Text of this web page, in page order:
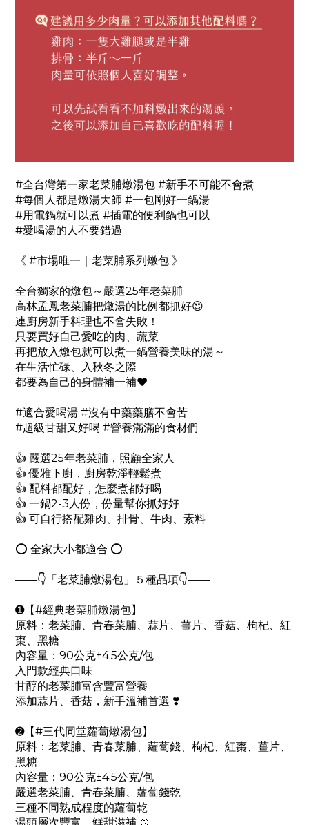
#全台灣第一家老菜脯燉湯包 #新手不可能不會煮
#每個人都是燉湯大師 #一包剛好一鍋湯
#用電鍋就可以煮 #插電的便利鍋也可以
#愛喝湯的人不要錯過
《 #市場唯一｜老菜脯系列燉包 》
全台獨家的燉包～嚴選25年老菜脯
高林孟鳳老菜脯把燉湯的比例都抓好😍
連廚房新手料理也不會失敗！
只要買好自己愛吃的肉、蔬菜
再把放入燉包就可以煮一鍋營養美味的湯～
在生活忙碌、入秋冬之際
都要為自己的身體補一補❤️
#適合愛喝湯 #沒有中藥藥膳不會苦
#超級甘甜又好喝 #營養滿滿的食材們
👍 嚴選25年老菜脯，照顧全家人
👍 優雅下廚，廚房乾淨輕鬆煮
👍 配料都配好，怎麼煮都好喝
👍 一鍋2-3人份，份量幫你抓好好
👍 可自行搭配雞肉、排骨、牛肉、素料
⭕️ 全家大小都適合 ⭕️
——👇「老菜脯燉湯包」５種品項👇——
➊【#經典老菜脯燉湯包】
原料：老菜脯、青春菜脯、蒜片、薑片、香菇、枸杞、紅
棗、黑糖
內容量：90公克±4.5公克/包
入門款經典口味
甘醇的老菜脯富含豐富營養
添加蒜片、香菇，新手溫補首選 ❣️
➋【#三代同堂蘿蔔燉湯包】
原料：老菜脯、青春菜脯、蘿蔔錢、枸杞、紅棗、薑片、
黑糖
內容量：90公克±4.5公克/包
嚴選老菜脯、青春菜脯、蘿蔔錢乾
三種不同熟成程度的蘿蔔乾